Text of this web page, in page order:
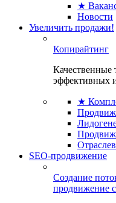
★
Новости
Увеличить продажи!
Копирайтинг
Качественные
эффективных
★
SEO-продвижение
Создание
продвижение